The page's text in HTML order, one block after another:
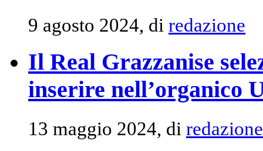
9 agosto 2024, di redazione
Il Real Grazzanise
inserire nell’organico
13 maggio 2024, di redazione